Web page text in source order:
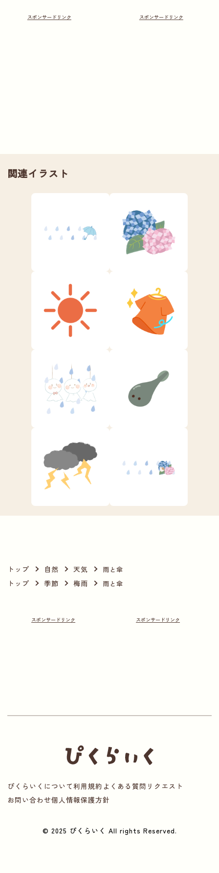
関連イラスト
トップ 自然 天気 雨と傘
トップ 季節 梅雨 雨と傘
ぴくらいくについて利用規約 よくある質問 リクエスト
お問い合わせ個人情報保護方針
© 2025 ぴくらいく All rights Reserved.